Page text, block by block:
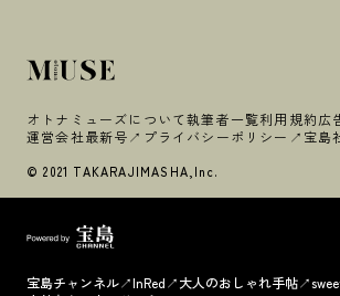
オトナミューズについて執筆者一覧利用規約広
運営会社最新号 プライバシーポリシー 宝島
© 2021 TAKARAJIMASHA,Inc.
宝島チャンネル InRed 大人のおしゃれ手帖